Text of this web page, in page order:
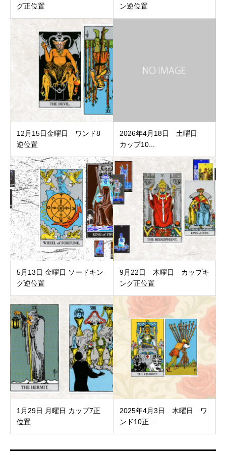
グ正位置 ン逆位置
12月15日金曜日 ワンド8
逆位置
2026年4月18日 土曜日
カップ10...
5月13日 金曜日 ソードキン
グ逆位置
9月22日 木曜日 カップキ
ング正位置
1月29日 月曜日 カップ7正
位置
2025年4月3日 木曜日 ワ
ンド10正...